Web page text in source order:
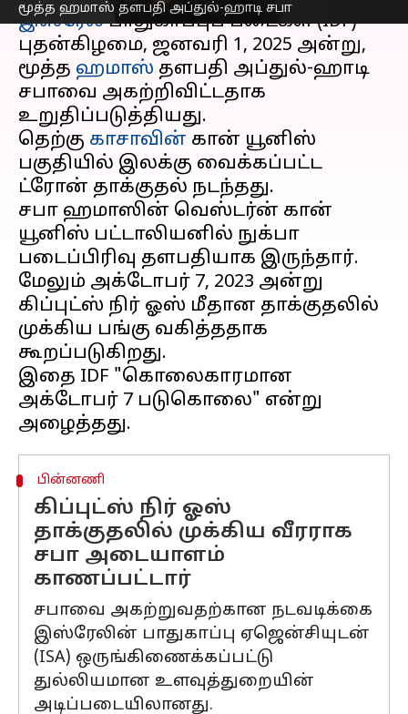
மூத்த ஹமாஸ் தளபதி அப்துல்-ஹாடி சபா
இஸ்ரேல்பாதுகாப்புப் படைகள் (IDF)
புதன்கிழமை, ஜனவரி 1, 2025 அன்று,
மூத்த ஹமாஸ் தளபதி அப்துல்-ஹாடி
சபாவை அகற்றிவிட்டதாக
உறுதிப்படுத்தியது.
தெற்கு காசாவின் கான் யூனிஸ்
பகுதியில் இலக்கு வைக்கப்பட்ட
ட்ரோன் தாக்குதல் நடந்தது.
சபா ஹமாஸின் வெஸ்டர்ன் கான்
யூனிஸ் பட்டாலியனில் நுக்பா
படைப்பிரிவு தளபதியாக இருந்தார்.
மேலும் அக்டோபர் 7, 2023 அன்று
கிப்புட்ஸ் நிர் ஓஸ் மீதான தாக்குதலில்
முக்கிய பங்கு வகித்ததாக
கூறப்படுகிறது.
இதை IDF "கொலைகாரமான
அக்டோபர் 7 படுகொலை" என்று
பின்னணி
கிப்புட்ஸ் நிர் ஓஸ்
தாக்குதலில் முக்கிய வீரராக
சபா அடையாளம்
காணப்பட்டார்
சபாவை அகற்றுவதற்கான நடவடிக்கை
இஸ்ரேலின் பாதுகாப்பு ஏஜென்சியுடன்
(ISA) ஒருங்கிணைக்கப்பட்டு
துல்லியமான உளவுத்துறையின்
அடிப்படையிலானது.